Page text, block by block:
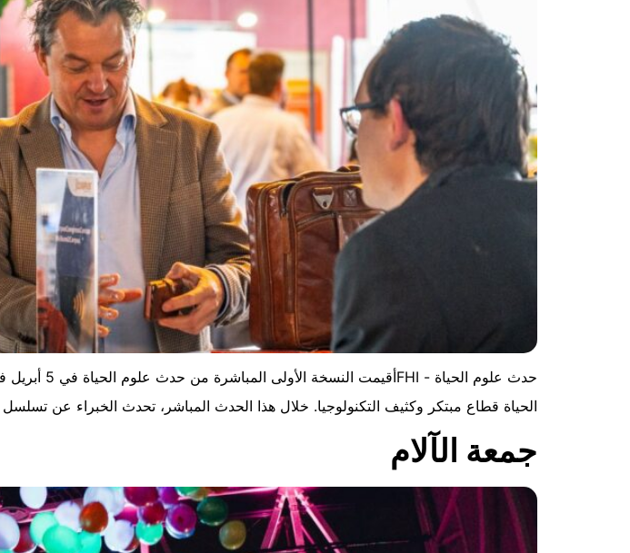
الحياة قطاع مبتكر وكثيف التكنولوجيا. خلال هذا الحدث المباشر، تحدث الخبراء عن
جمعة الآلام